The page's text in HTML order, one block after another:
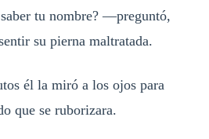
tu nombre? —preguntó,
su pierna maltratada.
él la miró a los ojos para
que se ruborizara.